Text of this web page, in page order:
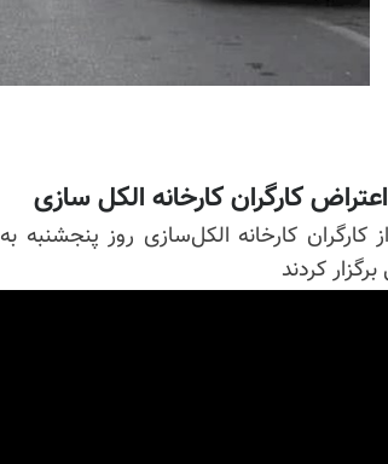
کارگران کارخانه الکل سازی
کارگران کارخانه الکل‌سازی روز
کردند